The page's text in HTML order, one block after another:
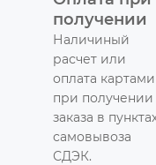
получении
Наличиный
расчет или
оплата картами
при получении
заказа в
самовывоза
СДЭК.